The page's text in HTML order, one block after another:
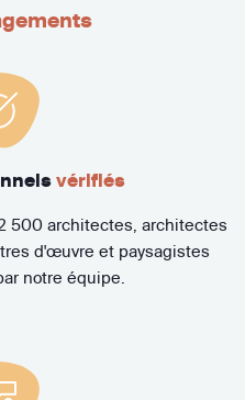
vérifiés
500 architectes, architectes
d'œuvre et paysagistes
notre équipe.